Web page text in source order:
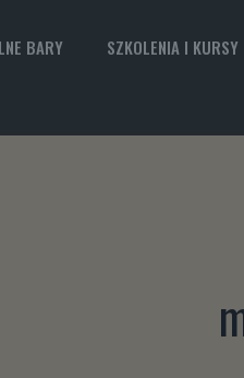
BARY SZKOLENIA I KURSY